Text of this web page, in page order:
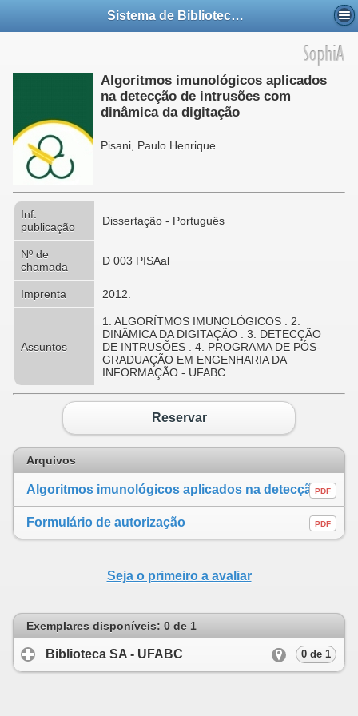
Sistema de Bibliotecas da UFABC
Algoritmos imunológicos aplicados
na detecção de intrusões com
dinâmica da digitação
Pisani, Paulo Henrique
Inf.
publicação
Dissertação - Português
Nº de
chamada
D 003 PISAal
Imprenta 2012.
Assuntos
1. ALGORÍTMOS IMUNOLÓGICOS . 2.
DINÂMICA DA DIGITAÇÃO . 3. DETECÇÃO
DE INTRUSÕES . 4. PROGRAMA DE PÓS-
GRADUAÇÃO EM ENGENHARIA DA
INFORMAÇÃO - UFABC
Reservar
Arquivos
Algoritmos imunológicos aplicados na detecção de intrusões com dinâmica da digitação
PDF
Formulário de autorização PDF
Seja o primeiro a avaliar
Exemplares disponíveis: 0 de 1
Biblioteca SA - UFABC 0 de 1
click to expand